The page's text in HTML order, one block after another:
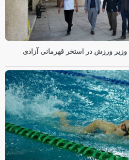
ورزش در استخر قهرمانی آزادی